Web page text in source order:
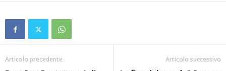
Articolo precedente Articolo successivo